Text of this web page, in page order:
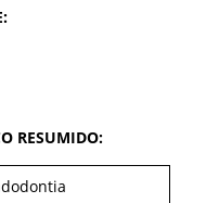
RESUMIDO: